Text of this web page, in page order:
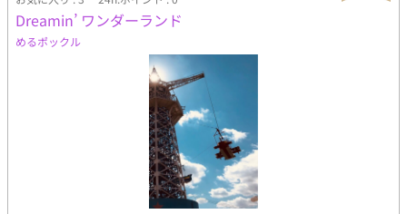
Dreamin’ ワンダーランド
めるポックル